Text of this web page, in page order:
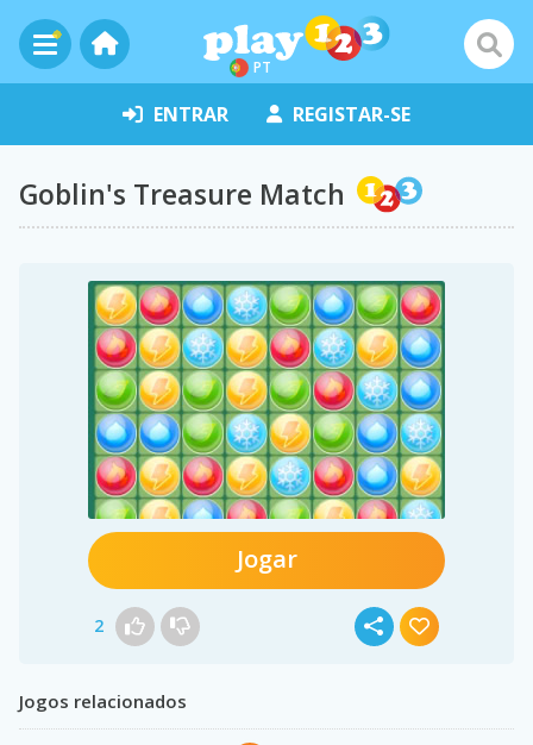
PT
ENTRAR REGISTAR-SE
Goblin's Treasure Match
Jogar
2
Jogos relacionados